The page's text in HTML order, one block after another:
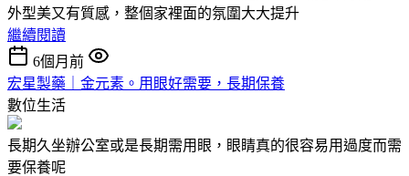
外型美又有質感，整個家裡面的氛圍大大提升
繼續閱讀
6個月前
宏星製藥｜金元素。用眼好需要，長期保養
數位生活
長期久坐辦公室或是長期需用眼，眼睛真的很容易用過度而需
要保養呢